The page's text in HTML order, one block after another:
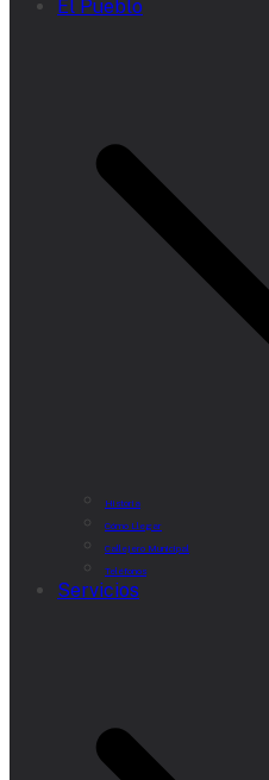
El Pueblo
Historia
Cómo Llegar
Callejero Municipal
Teléfonos
Servicios